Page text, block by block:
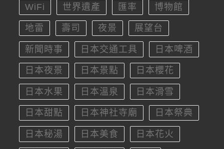
WiFi 世界遺產 匯率 博物館
地雷 壽司 夜景 展望台
新聞時事 日本交通工具 日本啤酒
日本夜景 日本景點 日本櫻花
日本水果 日本溫泉 日本滑雪
日本甜點 日本神社寺廟 日本祭典
日本秘湯 日本美食 日本花火